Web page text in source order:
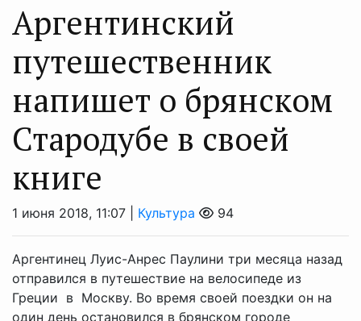
Аргентинский
путешественник
напишет о брянском
Стародубе в своей
книге
1 июня 2018, 11:07 | Культура 94
Аргентинец Луис-Анрес Паулини три месяца назад
отправился в путешествие на велосипеде из
Греции в Москву. Во время своей поездки он на
один день остановился в брянском городе